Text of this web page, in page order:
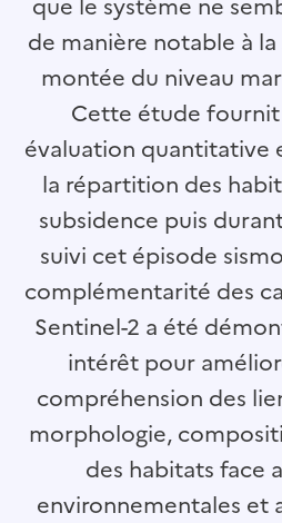
que le système ne
de manière notable à
montée du niveau
Cette étude
évaluation quantitative
la répartition des
subsidence puis
suivi cet épisode
complémentarité des
Sentinel-2 a été
intérêt pour
compréhension des
morphologie,
des habitats face
environnementales et